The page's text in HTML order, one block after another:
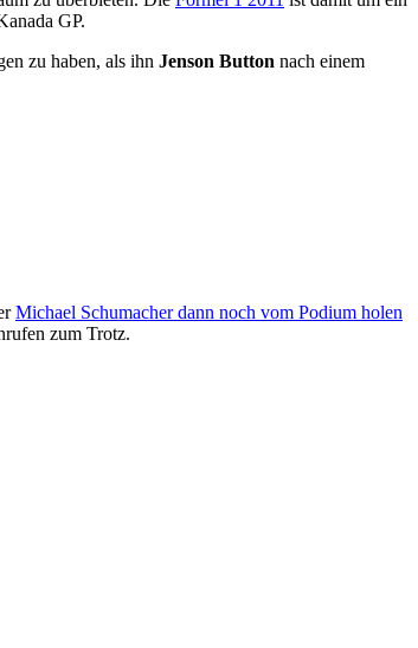
GP.
zu haben, als ihn Jenson Button nach einem
Michael Schumacher dann noch vom Podium holen
zum Trotz.